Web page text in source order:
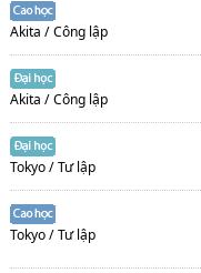
Akita / Công lập
Akita / Công lập
Tokyo / Tư lập
Tokyo / Tư lập